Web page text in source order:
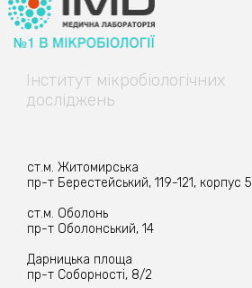
Інститут мікробіологічних
досліджень
ст.м. Житомирська
пр-т Берестейський, 119-121, корпус 5
ст.м. Оболонь
пр-т Оболонський, 14
Дарницька площа
пр-т Соборності, 8/2